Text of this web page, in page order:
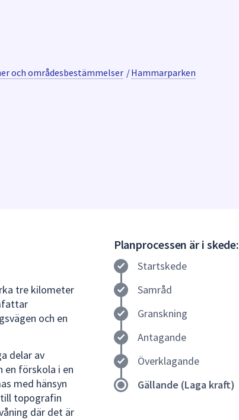
och områdesbestämmelser /Hammarparken
tre kilometer
och en
delar av
en förskola i en
med hänsyn
topografin
där det är
Planprocessen är i skede:
Startskede
Samråd
Granskning
Antagande
Överklagande
Gällande (Laga kraft)